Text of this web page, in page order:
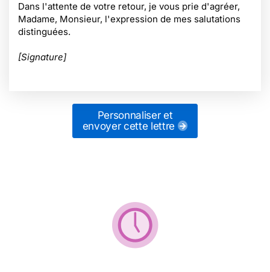
Dans l'attente de votre retour, je vous prie d'agréer,
Madame, Monsieur, l'expression de mes salutations
distinguées.
[Signature]
Personnaliser et
envoyer cette lettre